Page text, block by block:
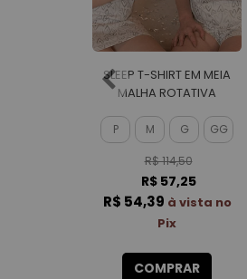
SLEEP T-SHIRT EM MEIA
MALHA ROTATIVA
P M G GG
R$ 114,50
R$ 57,25
R$ 54,39 à vista no
Pix
COMPRAR